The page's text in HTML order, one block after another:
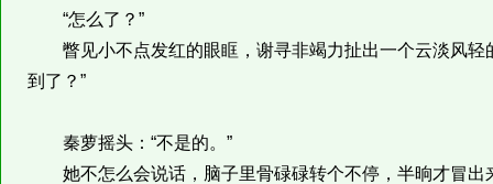
“怎么了？”
瞥见小不点发红的眼眶，谢寻非竭力扯出一个云淡风轻
到了？”
秦萝摇头：“不是的。”
她不怎么会说话，脑子里骨碌碌转个不停，半晌才冒出